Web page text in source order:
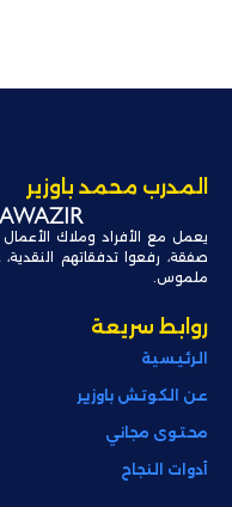
المدرب محمد باوزير
صفقة، رفعوا تدفقاتهم
ملموس.
روابط سريعة
الرئيسية
عن الكوتش باوزير
محتوى مجاني
أدوات النجاح